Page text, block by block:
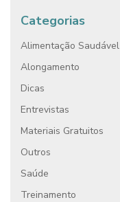
Categorias
Alimentação Saudável
Alongamento
Dicas
Entrevistas
Materiais Gratuitos
Outros
Saúde
Treinamento